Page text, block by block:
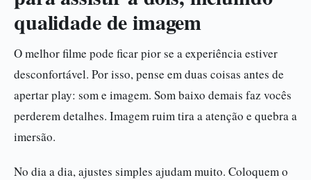
qualidade de imagem
O melhor filme pode ficar pior se a experiência estiver
desconfortável. Por isso, pense em duas coisas antes de
apertar play: som e imagem. Som baixo demais faz vocês
perderem detalhes. Imagem ruim tira a atenção e quebra a
imersão.
No dia a dia, ajustes simples ajudam muito. Coloquem o